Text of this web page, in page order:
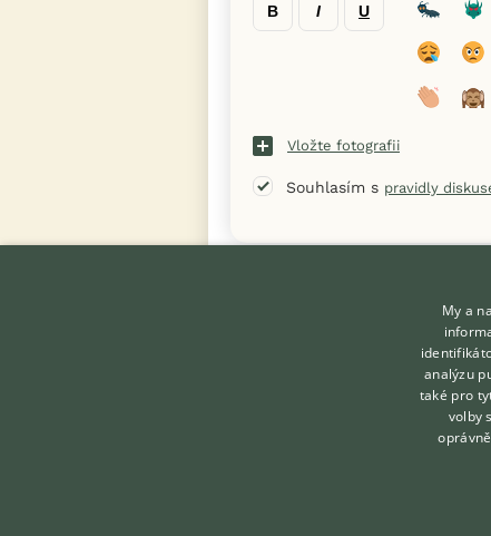
B I U
Vložte fotografii
Souhlasím s pravidly
KONTAKT DO REDAKCE
My a
analýzu
také pro
volby